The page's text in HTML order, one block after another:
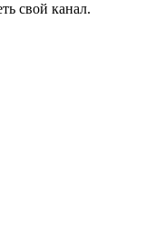
свой канал.